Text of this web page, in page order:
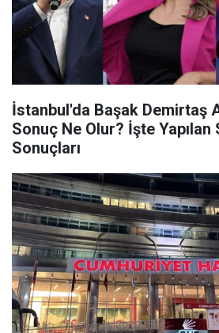
İstanbul'da Başak Demirtaş
Sonuç Ne Olur? İşte Yapılan
Sonuçları